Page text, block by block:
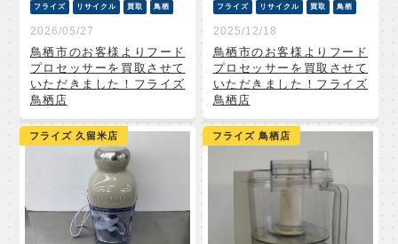
フライズ リサイクル 買取 鳥栖
2026/05/27
鳥栖市のお客様よりフード
プロセッサーを買取させて
いただきました！フライズ
鳥栖店
フライズ リサイクル 買取 鳥栖
2025/12/18
鳥栖市のお客様よりフード
プロセッサーを買取させて
いただきました！フライズ
鳥栖店
フライズ 久留米店 フライズ 鳥栖店